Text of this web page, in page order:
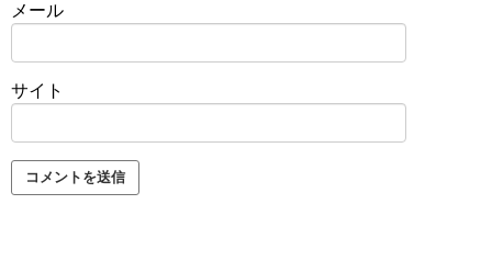
メール
サイト